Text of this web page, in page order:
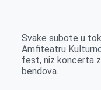
b
o
e
n
Svake subote u
Amfiteatru
fest, niz koncerta
bendova.